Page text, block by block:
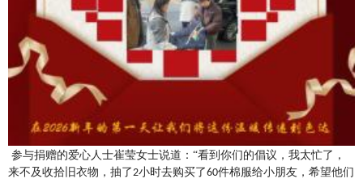
参与捐赠的爱心人士崔莹女士说道： “看到你们的倡议，我太忙了，
来不及收拾旧衣物，抽了2小时去购买了60件棉服给小朋友，希望他们